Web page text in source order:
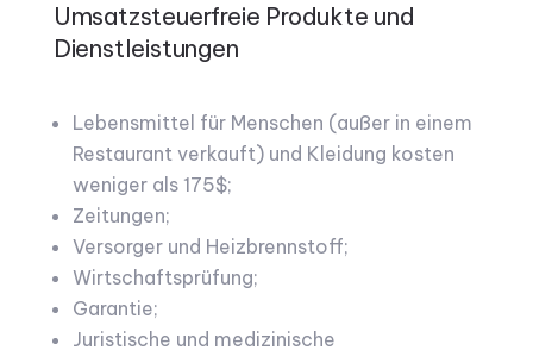
Umsatzsteuerfreie Produkte und
Dienstleistungen
Lebensmittel für Menschen (außer in einem
Restaurant verkauft) und Kleidung kosten
weniger als 175$;
Zeitungen;
Versorger und Heizbrennstoff;
Wirtschaftsprüfung;
Garantie;
Juristische und medizinische